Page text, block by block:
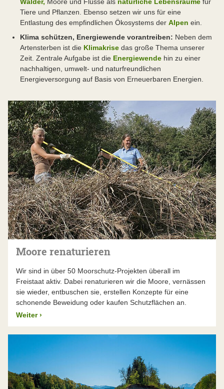
Tiere und Pflanzen. Ebenso setzen wir uns für eine
Entlastung des empfindlichen Ökosystems der Alpen ein.
Klima schützen, Energiewende vorantreiben: Neben dem
Artensterben ist die Klimakrise das große Thema unserer
Zeit. Zentrale Aufgabe ist die Energiewende hin zu einer
nachhaltigen, umwelt- und naturfreundlichen
Energieversorgung auf Basis von Erneuerbaren Energien.
Moore renaturieren
Wir sind in über 50 Moorschutz-Projekten überall im
Freistaat aktiv. Dabei renaturieren wir die Moore, vernässen
sie wieder, entbuschen sie, erstellen Konzepte für eine
schonende Beweidung oder kaufen Schutzflächen an.
Weiter ›